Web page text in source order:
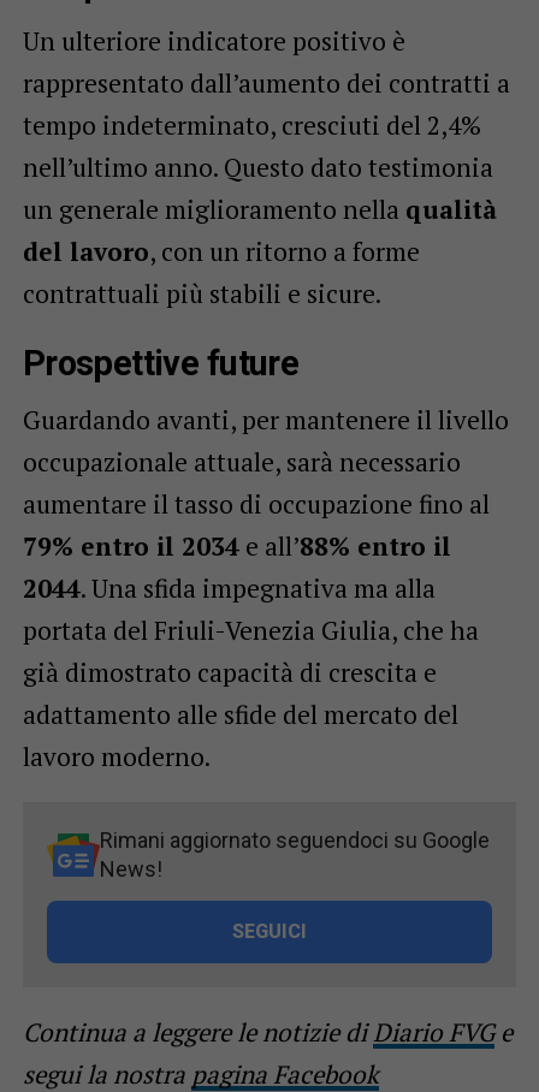
Un ulteriore indicatore positivo è
rappresentato dall’aumento dei contratti a
tempo indeterminato, cresciuti del 2,4%
nell’ultimo anno. Questo dato testimonia
un generale miglioramento nella qualità
del lavoro, con un ritorno a forme
contrattuali più stabili e sicure.
Prospettive future
Guardando avanti, per mantenere il livello
occupazionale attuale, sarà necessario
aumentare il tasso di occupazione fino al
79% entro il 2034e all’88% entro il
2044. Una sfida impegnativa ma alla
portata del Friuli-Venezia Giulia, che ha
già dimostrato capacità di crescita e
adattamento alle sfide del mercato del
lavoro moderno.
Rimani aggiornato seguendoci su Google
News!
SEGUICI
Continua a leggere le notizie diDiario FVGe
segui la nostra pagina Facebook